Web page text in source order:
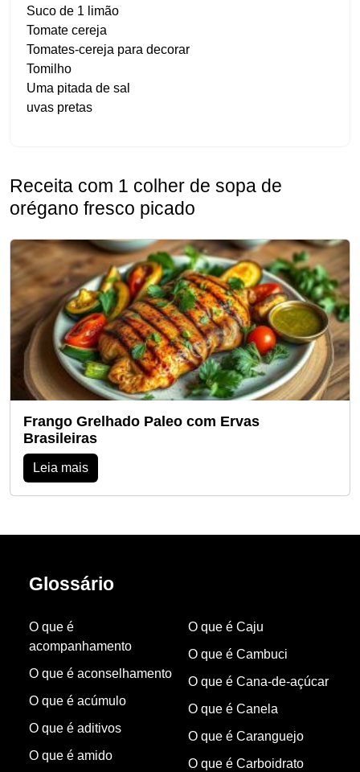
Suco de 1 limão
Tomate cereja
Tomates-cereja para decorar
Tomilho
Uma pitada de sal
uvas pretas
Receita com 1 colher de sopa de
orégano fresco picado
Frango Grelhado Paleo com Ervas
Brasileiras
Leia mais
Glossário
O que é
acompanhamento
O que é aconselhamento
O que é acúmulo
O que é aditivos
O que é amido
O que é Caju
O que é Cambuci
O que é Cana-de-açúcar
O que é Canela
O que é Caranguejo
O que é Carboidrato